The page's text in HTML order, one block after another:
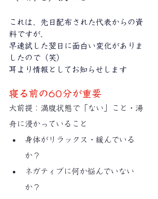
これは、先日配布された代表からの資
料ですが、
早速試した翌日に面白い変化がありま
したので（笑）
耳より情報としてお知らせします
寝る前の60分が重要
大前提：満腹状態で「ない」こと・湯
舟に浸かっていること
身体がリラックス・緩んでいる
か？
ネガティブに何か悩んでいない
か？